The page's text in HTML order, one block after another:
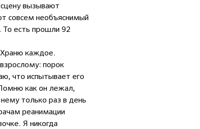
вызывают
совсем необъяснимый
есть прошли 92
каждое.
порок
что испытывает его
как он лежал,
только раз в день
реанимации
Я никогда